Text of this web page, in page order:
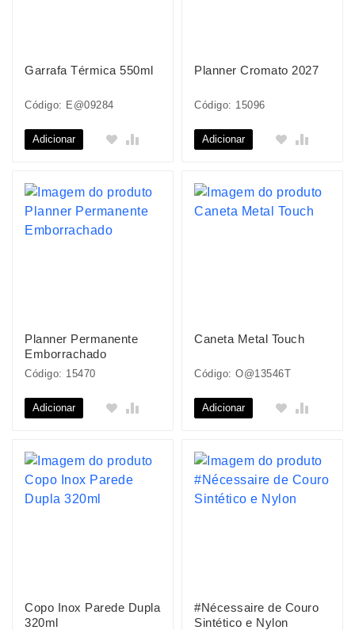
Garrafa Térmica 550ml
Código: E@09284
Adicionar
Planner Cromato 2027
Código: 15096
Adicionar
Planner Permanente
Emborrachado
Código: 15470
Adicionar
Caneta Metal Touch
Código: O@13546T
Adicionar
Copo Inox Parede Dupla
320ml
#Nécessaire de Couro
Sintético e Nylon